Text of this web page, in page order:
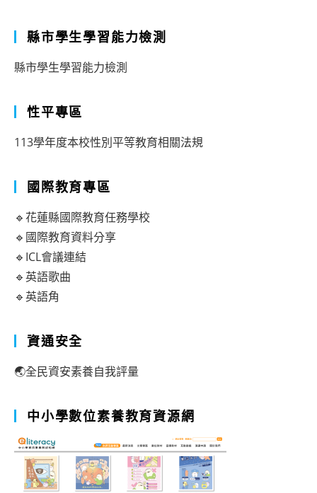
縣市學生學習能力檢測
縣市學生學習能力檢測
性平專區
113學年度本校性別平等教育相關法規
國際教育專區
🔹花蓮縣國際教育任務學校
🔹國際教育資料分享
🔹ICL會議連結
🔹英語歌曲
🔹英語角
資通安全
🌏全民資安素養自我評量
中小學數位素養教育資源網